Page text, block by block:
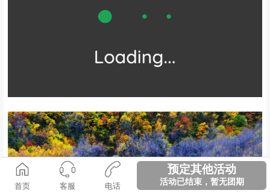
首页 客服 电话
预定其他活动
活动已结束，暂无团期